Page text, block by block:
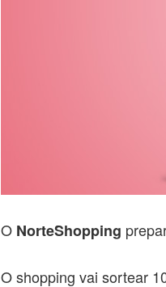
O NorteShopping
O shopping vai sortear